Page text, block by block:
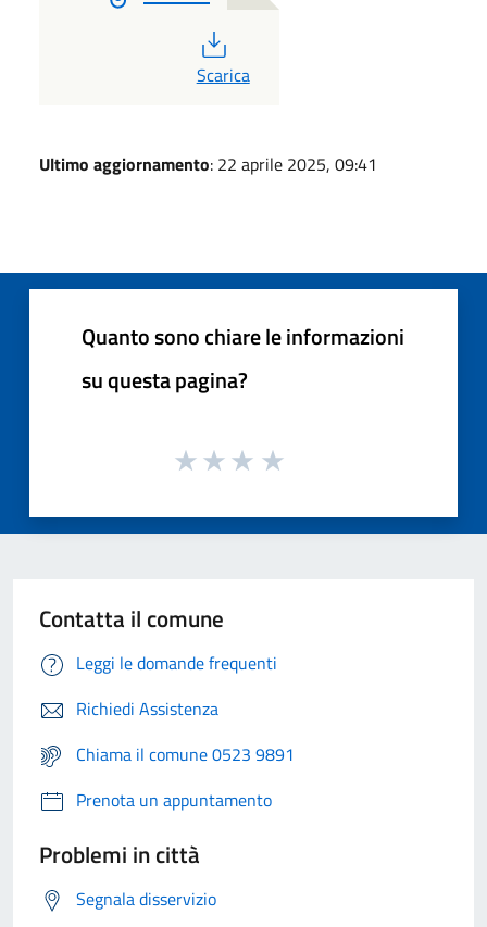
PDF
Scarica
Ultimo aggiornamento: 22 aprile 2025, 09:41
Quanto sono chiare le informazioni
su questa pagina?
Contatta il comune
Leggi le domande frequenti
Richiedi Assistenza
Chiama il comune 0523 9891
Prenota un appuntamento
Problemi in città
Segnala disservizio